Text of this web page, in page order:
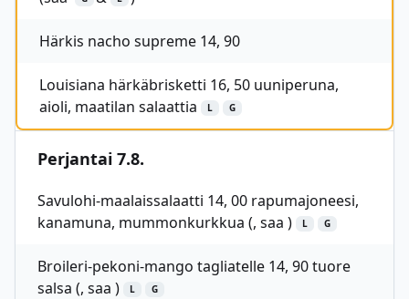
Härkis nacho supreme 14, 90
Louisiana härkäbrisketti 16, 50 uuniperuna,
aioli, maatilan salaattia
L G
Perjantai 7.8.
Savulohi-maalaissalaatti 14, 00 rapumajoneesi,
kanamuna, mummonkurkkua (, saa )
L G
Broileri-pekoni-mango tagliatelle 14, 90 tuore
salsa (, saa )
L G